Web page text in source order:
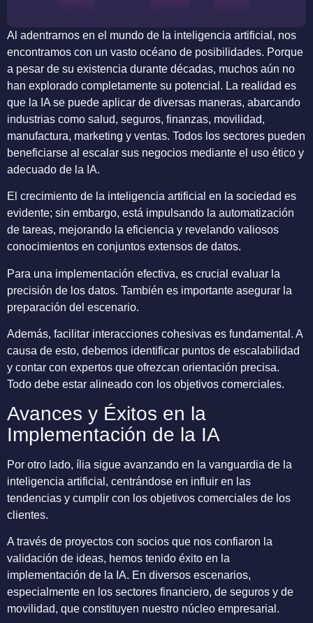
Al adentrarnos en el mundo de la inteligencia artificial, nos
encontramos con un vasto océano de posibilidades. Porque
a pesar de su existencia durante décadas, muchos aún no
han explorado completamente su potencial. La realidad es
que la IA se puede aplicar de diversas maneras, abarcando
industrias como salud, seguros, finanzas, movilidad,
manufactura, marketing y ventas. Todos los sectores pueden
beneficiarse al escalar sus negocios mediante el uso ético y
adecuado de la IA.
El crecimiento de la inteligencia artificial en la sociedad es
evidente; sin embargo, está impulsando la automatización
de tareas, mejorando la eficiencia y revelando valiosos
conocimientos en conjuntos extensos de datos.
Para una implementación efectiva, es crucial evaluar la
precisión de los datos. También es importante asegurar la
preparación del escenario.
Además, facilitar interacciones cohesivas es fundamental. A
causa de esto, debemos identificar puntos de escalabilidad
y contar con expertos que ofrezcan orientación precisa.
Todo debe estar alineado con los objetivos comerciales.
Avances y Éxitos en la
Implementación de la IA
Por otro lado, ília sigue avanzando en la vanguardia de la
inteligencia artificial, centrándose en influir en las
tendencias y cumplir con los objetivos comerciales de los
clientes.
A través de proyectos con socios que nos confiaron la
validación de ideas, hemos tenido éxito en la
implementación de la IA. En diversos escenarios,
especialmente en los sectores financiero, de seguros y de
movilidad, que constituyen nuestro núcleo empresarial.